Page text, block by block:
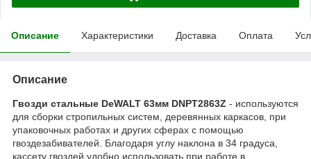
Описание Характеристики Доставка Оплата
Описание
Гвозди стальные DeWALT 63мм DNPT2863Z - используются
для сборки стропильных систем, деревянных каркасов, при
упаковочных работах и других сферах с помощью
гвоздезабивателей. Благодаря углу наклона в 34 градуса,
кассету гвоздей удобно использовать при работе в